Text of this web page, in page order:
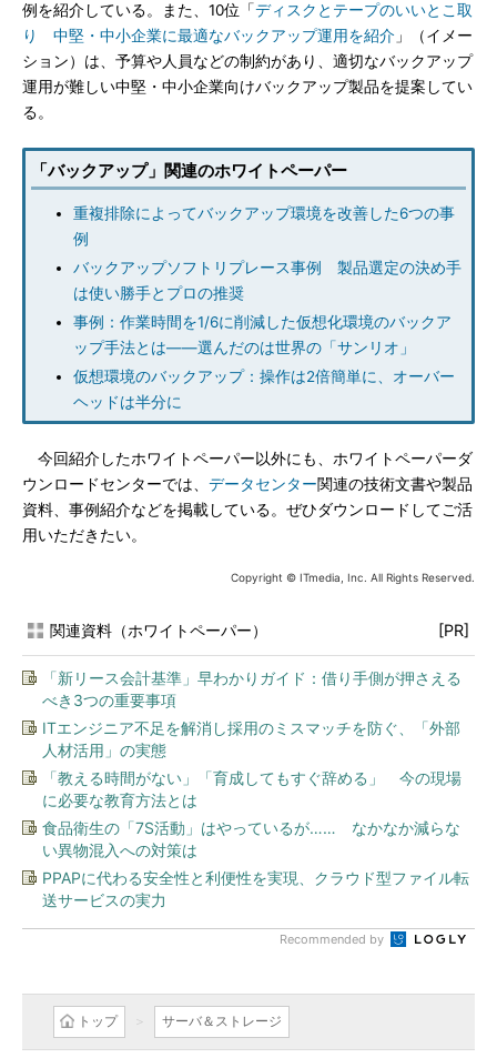
例を紹介している。また、10位「ディスクとテープのいいとこ取
り 中堅・中小企業に最適なバックアップ運用を紹介 」（イメー
ション）は、予算や人員などの制約があり、適切なバックアップ
運用が難しい中堅・中小企業向けバックアップ製品を提案してい
る。
「バックアップ」関連のホワイトペーパー
重複排除によってバックアップ環境を改善した6つの事
例
バックアップソフトリプレース事例 製品選定の決め手
は使い勝手とプロの推奨
事例：作業時間を1/6に削減した仮想化環境のバックア
ップ手法とは――選んだのは世界の「サンリオ」
仮想環境のバックアップ：操作は2倍簡単に、オーバー
ヘッドは半分に
今回紹介したホワイトペーパー以外にも、ホワイトペーパーダ
ウンロードセンターでは、 データセンター関連の技術文書や製品
資料、事例紹介などを掲載している。ぜひダウンロードしてご活
用いただきたい。
Copyright © ITmedia, Inc. All Rights Reserved.
関連資料（ホワイトペーパー） [PR]
「新リース会計基準」早わかりガイド：借り手側が押さえる
べき3つの重要事項
ITエンジニア不足を解消し採用のミスマッチを防ぐ、「外部
人材活用」の実態
「教える時間がない」「育成してもすぐ辞める」 今の現場
に必要な教育方法とは
食品衛生の「7S活動」はやっているが…… なかなか減らな
い異物混入への対策は
PPAPに代わる安全性と利便性を実現、クラウド型ファイル転
送サービスの実力
Recommended by
トップ サーバ＆ストレージ